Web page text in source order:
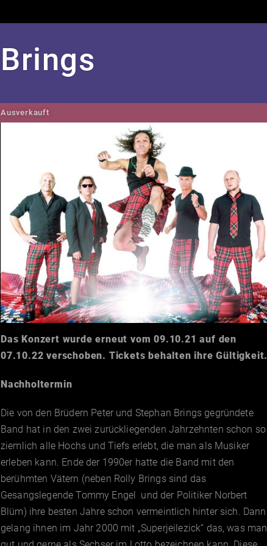
Brings
Ausverkauft
Das Konzert wurde erneut vom 09.10.21 auf den
07.10.22 verschoben. Tickets behalten ihre Gültigkeit.
Nachholtermin
Die von den Brüdern Peter und Stephan Brings gegründete
Band hat in den zwei zurückliegenden Jahrzehnten schon so
ziemlich alle Hochs und Tiefs erlebt, die man als Musiker
erleben kann. Ende der 1990er hatte die Band mit den
berühmten Vätern (neben Rolly Brings sind das
Gesangslegende Tommy Engel und der Politiker Norbert
Blüm) ihre besten Jahre schon vermeintlich hinter sich. Dann
gelang ihnen im Jahr 2000 mit „Superjeilezick“ das, was man